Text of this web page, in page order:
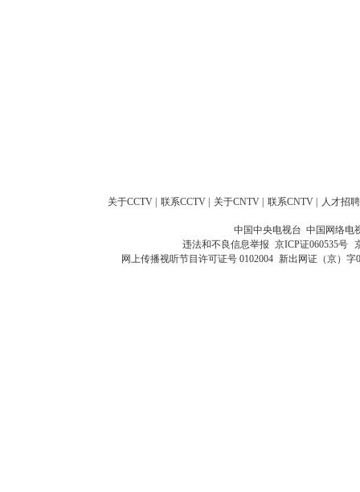
关于CCTV 联系CCTV 关于CNTV 联系CNTV 人才招聘
中国中央电视台 中国网络电
违法和不良信息举报 京ICP证060535号
网上传播视听节目许可证号 0102004 新出网证（京）